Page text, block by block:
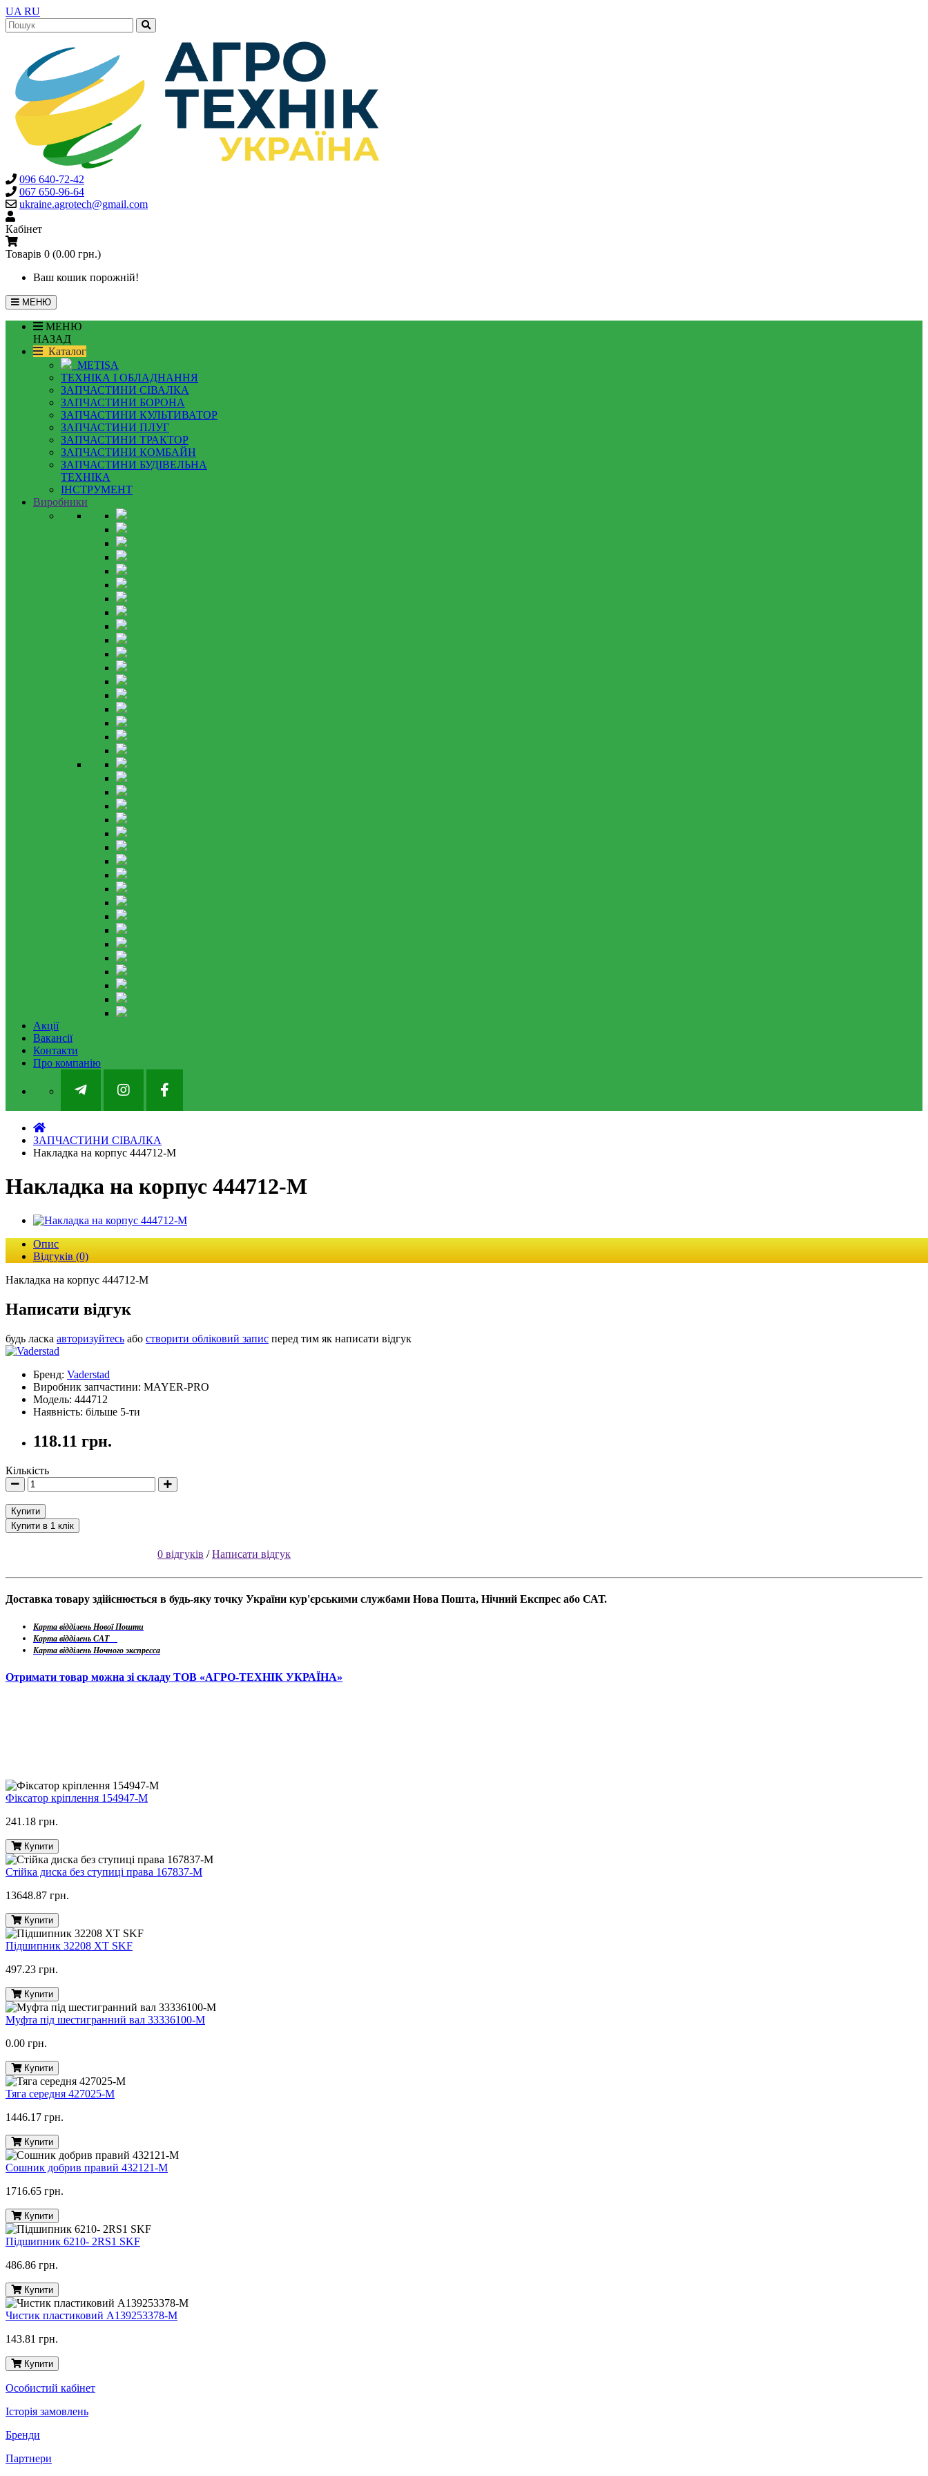
UA RU
096 640-72-42
067 650-96-64
ukraine.agrotech@gmail.com
Кабінет
Товарів 0 (0.00 грн.)
Ваш кошик порожній!
МЕНЮ
МЕНЮ
НАЗАД
Каталог
METISA
ТЕХНІКА І ОБЛАДНАННЯ
ЗАПЧАСТИНИ СІВАЛКА
ЗАПЧАСТИНИ БОРОНА
ЗАПЧАСТИНИ КУЛЬТИВАТОР
ЗАПЧАСТИНИ ПЛУГ
ЗАПЧАСТИНИ ТРАКТОР
ЗАПЧАСТИНИ КОМБАЙН
ЗАПЧАСТИНИ БУДІВЕЛЬНА
ТЕХНІКА
ІНСТРУМЕНТ
Виробники
Акції
Вакансії
Контакти
Про компанію
ЗАПЧАСТИНИ СІВАЛКА
Накладка на корпус 444712-M
Накладка на корпус 444712-M
Опис
Відгуків (0)
Накладка на корпус 444712-M
Написати відгук
будь ласка авторизуйтесь або створити обліковий запис перед тим як написати відгук
Бренд: Vaderstad
Виробник запчастини: MAYER-PRO
Модель: 444712
Наявність: більше 5-ти
118.11 грн.
Кількість
Купити
Купити в 1 клік
0 відгуків /Написати відгук
Доставка товару здійснюється в будь-яку точку України кур'єрськими службами Нова Пошта, Нічний Експрес або САТ.
Карта відділень Нової Пошти
Карта відділень САТ
Карта відділень Ночного экспресса
Отримати товар можна зі складу ТОВ «АГРО-ТЕХНІК УКРАЇНА»
Фіксатор кріплення 154947-M
241.18 грн.
Купити
Стійка диска без ступиці права 167837-M
13648.87 грн.
Купити
Підшипник 32208 ХТ SKF
497.23 грн.
Купити
Муфта під шестигранний вал 33336100-M
0.00 грн.
Купити
Тяга середня 427025-M
1446.17 грн.
Купити
Сошник добрив правий 432121-M
1716.65 грн.
Купити
Підшипник 6210- 2RS1 SKF
486.86 грн.
Купити
Чистик пластиковий A139253378-M
143.81 грн.
Купити
Особистий кабінет
Історія замовлень
Бренди
Партнери